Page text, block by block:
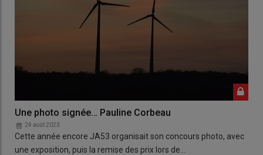
Une photo signée… Pauline Corbeau
24 août 2023
Cette année encore JA53 organisait son concours photo, avec
une exposition, puis la remise des prix lors de…